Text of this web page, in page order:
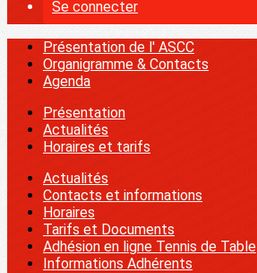
Se connecter
Présentation de l' ASCC
Organigramme & Contacts
Agenda
Présentation
Actualités
Horaires et tarifs
Actualités
Contacts et informations
Horaires
Tarifs et Documents
Adhésion en ligne Tennis de Table
Informations Adhérents